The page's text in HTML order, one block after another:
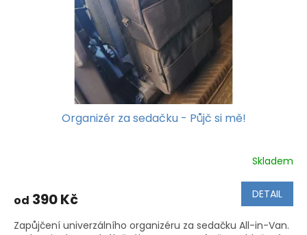
Organizér za sedačku - Půjč si mě!
Skladem
od 390 Kč DETAIL
Zapůjčení univerzálního organizéru za sedačku All-in-Van.